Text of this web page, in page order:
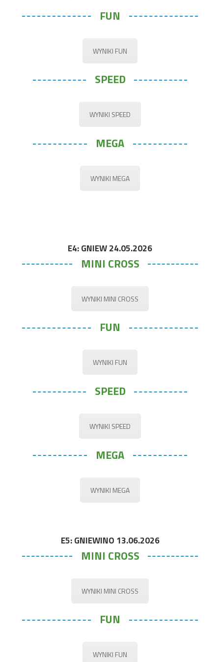
FUN
WYNIKI FUN
SPEED
WYNIKI SPEED
MEGA
WYNIKI MEGA
E4: GNIEW 24.05.2026
MINI CROSS
WYNIKI MINI CROSS
FUN
WYNIKI FUN
SPEED
WYNIKI SPEED
MEGA
WYNIKI MEGA
E5: GNIEWINO 13.06.2026
MINI CROSS
WYNIKI MINI CROSS
FUN
WYNIKI FUN